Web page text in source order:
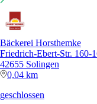
Bäckerei Horsthemke
Friedrich-Ebert-Str. 160-
42655 Solingen
0,04 km
geschlossen